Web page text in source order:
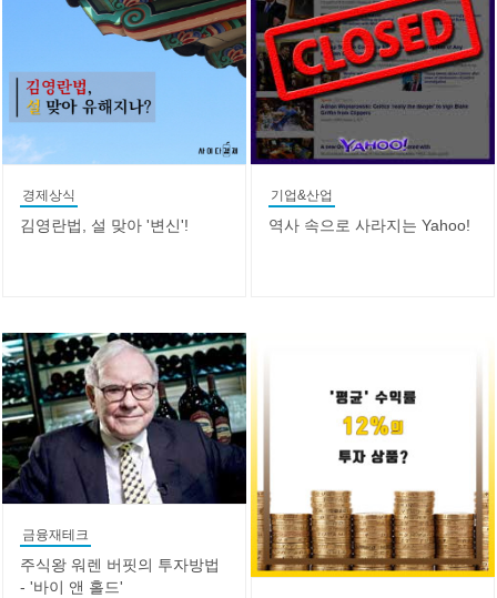
경제상식
김영란법, 설 맞아 '변신'!
기업&산업
역사 속으로 사라지는 Yahoo!
금융재테크
주식왕 워렌 버핏의 투자방법
- '바이 앤 홀드'